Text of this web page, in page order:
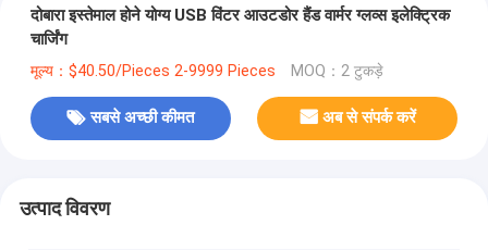
दोबारा इस्तेमाल होने योग्य USB विंटर आउटडोर हैंड वार्मर ग्लव्स इलेक्ट्रिक
चार्जिंग
मूल्य：$40.50/Pieces 2-9999 Pieces MOQ：2 टुकड़े
सबसे अच्छी कीमत अब से संपर्क करें
उत्पाद विवरण